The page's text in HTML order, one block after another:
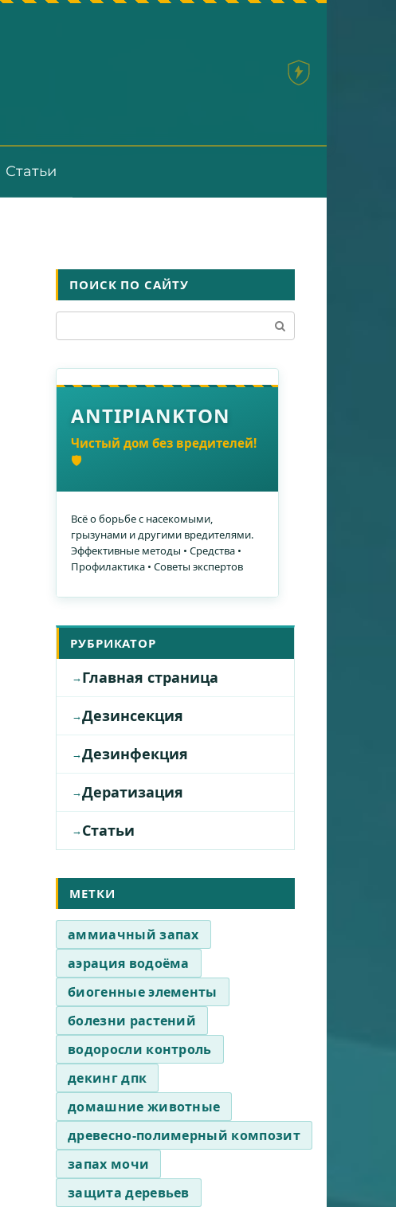
Статьи
ПОИСК ПО САЙТУ
ANTIPlANKTON
Чистый дом без вредителей!
🛡️
Всё о борьбе с насекомыми,
грызунами и другими вредителями.
Эффективные методы • Средства •
Профилактика • Советы экспертов
РУБРИКАТОР
Главная страница
Дезинсекция
Дезинфекция
Дератизация
Статьи
МЕТКИ
аммиачный запах
аэрация водоёма
биогенные элементы
болезни растений
водоросли контроль
декинг дпк
домашние животные
древесно-полимерный композит
запах мочи
защита деревьев